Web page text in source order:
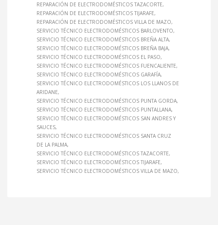
REPARACIÓN DE ELECTRODOMÉSTICOS TAZACORTE
REPARACIÓN DE ELECTRODOMÉSTICOS TIJARAFE
REPARACIÓN DE ELECTRODOMÉSTICOS VILLA DE MAZO
SERVICIO TÉCNICO ELECTRODOMÉSTICOS BARLOVENTO
SERVICIO TÉCNICO ELECTRODOMÉSTICOS BREÑA ALTA
SERVICIO TÉCNICO ELECTRODOMÉSTICOS BREÑA BAJA
SERVICIO TÉCNICO ELECTRODOMÉSTICOS EL PASO
SERVICIO TÉCNICO ELECTRODOMÉSTICOS FUENCALIENTE
SERVICIO TÉCNICO ELECTRODOMÉSTICOS GARAFÍA
SERVICIO TÉCNICO ELECTRODOMÉSTICOS LOS LLANOS DE
ARIDANE
SERVICIO TÉCNICO ELECTRODOMÉSTICOS PUNTA GORDA
SERVICIO TÉCNICO ELECTRODOMÉSTICOS PUNTALLANA
SERVICIO TÉCNICO ELECTRODOMÉSTICOS SAN ANDRES Y
SAUCES
SERVICIO TÉCNICO ELECTRODOMÉSTICOS SANTA CRUZ
DE LA PALMA
SERVICIO TÉCNICO ELECTRODOMÉSTICOS TAZACORTE
SERVICIO TÉCNICO ELECTRODOMÉSTICOS TIJARAFE
SERVICIO TÉCNICO ELECTRODOMÉSTICOS VILLA DE MAZO